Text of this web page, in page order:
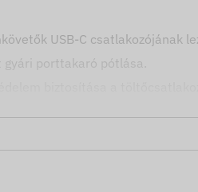
USB-C csatlakozójának
porttakaró pótlása.
biztosítása a
és képek a gyártó által
történik meg.